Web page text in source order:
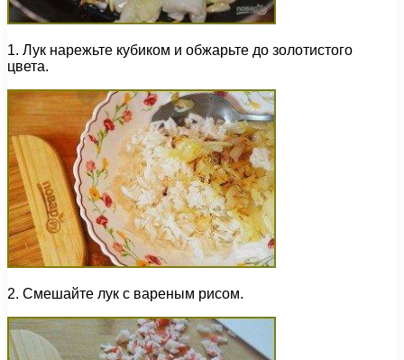
1. Лук нарежьте кубиком и обжарьте до золотистого
цвета.
2. Смешайте лук с вареным рисом.